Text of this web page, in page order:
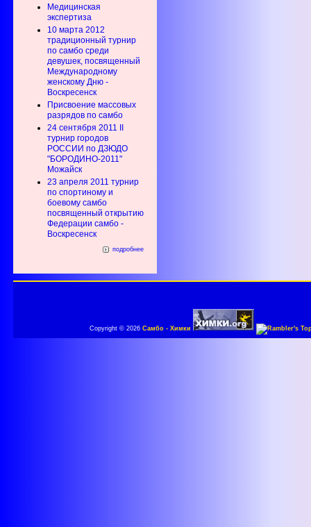
Медицинская
экспертиза
10 марта 2012
традиционный турнир
по самбо среди
девушек, посвященный
Международному
женскому Дню -
Воскресенск
Присвоение массовых
разрядов по самбо
24 сентября 2011 II
турнир городов
РОССИИ по ДЗЮДО
"БОРОДИНО-2011"
Можайск
23 апреля 2011 турнир
по спортиному и
боевому самбо
посвященный открытию
Федерации самбо -
Воскресенск
подробнее
Copyright © 2026Самбо - Химки